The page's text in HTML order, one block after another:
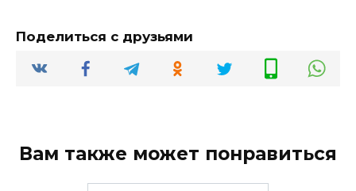
Поделиться с друзьями
Вам также может понравиться